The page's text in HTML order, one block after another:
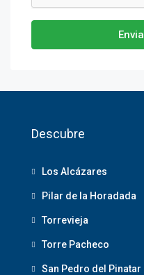
Descubre
Los Alcázares
Pilar de la Horadada
Torrevieja
Torre Pacheco
San Pedro del Pinatar